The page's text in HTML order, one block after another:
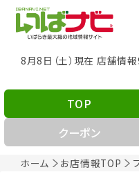
8月8日（土）現在 店舗情
ホーム お店情報TOP
TOP
クーポン